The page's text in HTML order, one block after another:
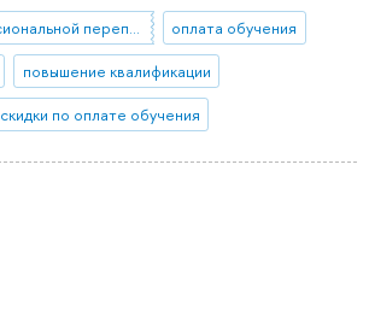
программы профессиональной переподготовки
оплата обучения
повышение квалификации
скидки по оплате обучения